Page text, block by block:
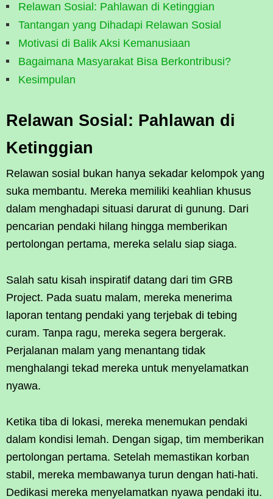
Relawan Sosial: Pahlawan di Ketinggian
Tantangan yang Dihadapi Relawan Sosial
Motivasi di Balik Aksi Kemanusiaan
Bagaimana Masyarakat Bisa Berkontribusi?
Kesimpulan
Relawan Sosial: Pahlawan di
Ketinggian
Relawan sosial bukan hanya sekadar kelompok yang
suka membantu. Mereka memiliki keahlian khusus
dalam menghadapi situasi darurat di gunung. Dari
pencarian pendaki hilang hingga memberikan
pertolongan pertama, mereka selalu siap siaga.
Salah satu kisah inspiratif datang dari tim GRB
Project. Pada suatu malam, mereka menerima
laporan tentang pendaki yang terjebak di tebing
curam. Tanpa ragu, mereka segera bergerak.
Perjalanan malam yang menantang tidak
menghalangi tekad mereka untuk menyelamatkan
nyawa.
Ketika tiba di lokasi, mereka menemukan pendaki
dalam kondisi lemah. Dengan sigap, tim memberikan
pertolongan pertama. Setelah memastikan korban
stabil, mereka membawanya turun dengan hati-hati.
Dedikasi mereka menyelamatkan nyawa pendaki itu.